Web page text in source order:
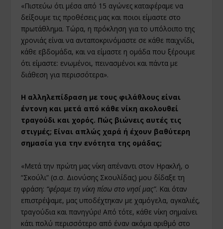
«Πιστεύω ότι μέσα από 15 αγώνες καταφέραμε να
δείξουμε τις προθέσεις μας και ποιοι είμαστε στο
πρωτάθλημα. Τώρα, η πρόκληση για το υπόλοιπο της
χρονιάς είναι να ανταποκρινόμαστε σε κάθε παιχνίδι,
κάθε εβδομάδα, και να είμαστε η ομάδα που ξέρουμε
ότι είμαστε: ενωμένοι, πεινασμένοι και πάντα με
διάθεση για περισσότερα».
Η αλληλεπίδραση με τους φιλάθλους είναι
έντονη και μετά από κάθε νίκη ακολουθεί
τραγούδι και χορός. Πώς βιώνεις αυτές τις
στιγμές; Είναι απλώς χαρά ή έχουν βαθύτερη
σημασία για την ενότητα της ομάδας;
«Μετά την πρώτη μας νίκη απέναντι στον Ηρακλή, ο
“Σκούλι” (σ.σ. Διονύσης Σκουλίδας) μου δίδαξε τη
φράση: “φέραμε τη νίκη πίσω στο νησί μας”. Και όταν
επιστρέψαμε, μας υποδέχτηκαν με χαμόγελα, αγκαλιές,
τραγούδια και πανηγύρι! Από τότε, κάθε νίκη σημαίνει
κάτι πολύ περισσότερο από έναν ακόμα αριθμό στο